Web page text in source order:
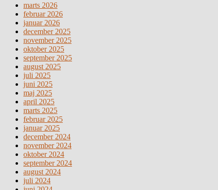
marts 2026
februar 2026
januar 2026
december 2025
november 2025
oktober 2025
september 2025
august 2025
juli 2025
juni 2025
maj 2025
april 2025
marts 2025
februar 2025
januar 2025
december 2024
november 2024
oktober 2024
september 2024
august 2024
juli 2024